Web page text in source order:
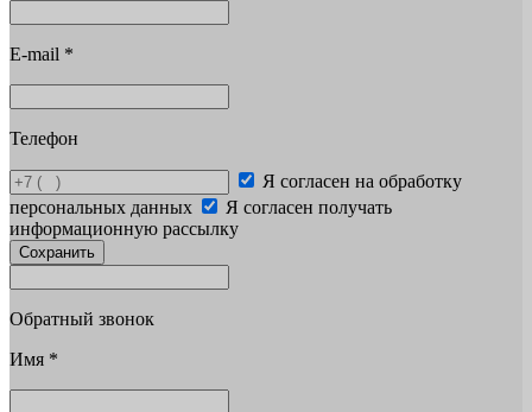
E-mail *
Телефон
Я согласен на обработку
персональных данных
Я согласен получать
информационную рассылку
Сохранить
Обратный звонок
Имя *